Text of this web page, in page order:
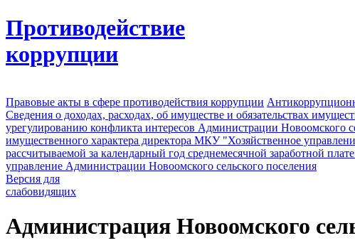
Противодействие
коррупции
Правовые акты в сфере противодействия коррупции
Сведения о доходах, расходах, об имуществе и обязательствах
урегулированию конфликта интересов Администрации Новоомского
имущественного характера директора МКУ "Хозяйственное
рассчитываемой за календарный год среднемесячной заработной
управление Администрации Новоомского сельского поселения
Версия для
слабовидящих
Администрация Новоомского